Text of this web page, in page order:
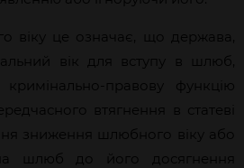
віку це означає, що держава,
вік для вступу в шлюб,
кримінально-правову функцію
втягнення в статеві
зниження шлюбного віку або
шлюб до його досягнення